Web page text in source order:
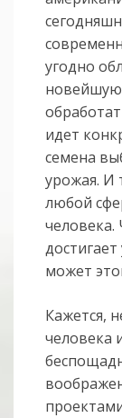
угодно
новейшую
идет
семена
урожая. И
любой
человека.
может
Кажется,
человека